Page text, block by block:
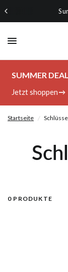
SUMMER
Jetzt shoppen
Startseite /
0 PRODUKTE